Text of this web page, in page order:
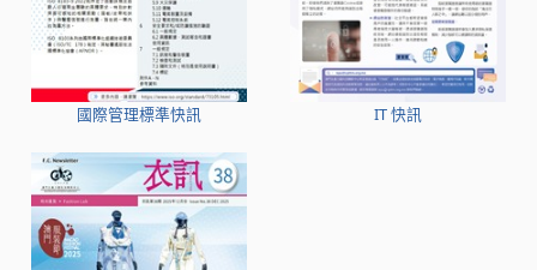
國際管理標準快訊 IT 快訊